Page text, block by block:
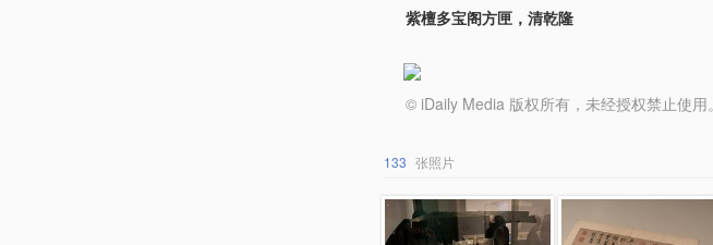
紫檀多宝阁方匣，清乾隆
© iDaily Media 版权所有，未经授权禁止使用。
133 张照片